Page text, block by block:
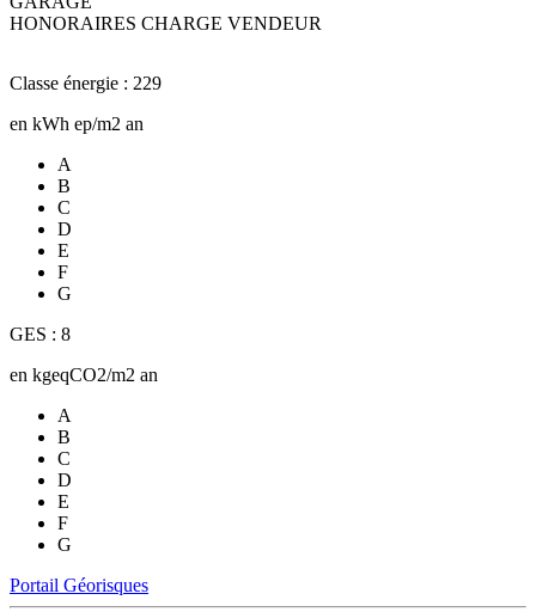
HONORAIRES CHARGE VENDEUR
Classe énergie : 229
en kWh ep/m2 an
A
B
C
D
E
F
G
GES : 8
en kgeqCO2/m2 an
A
B
C
D
E
F
G
Portail Géorisques